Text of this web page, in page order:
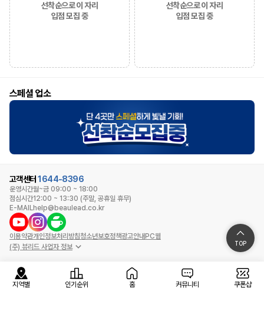
선착순으로 이 자리
입점 모집 중
선착순으로 이 자리
입점 모집 중
스페셜 업소
고객센터 1644-8396
운영시간월~금 09:00 ~ 18:00
점심시간12:00 ~ 13:30 (주말, 공휴일 휴무)
E-MAILhelp@beaulead.co.kr
이용약관개인정보처리방침청소년보호정책광고안내PC웹
(주) 뷰리드 사업자 정보
지역별 인기순위 홈 커뮤니티 쿠폰샵
TOP